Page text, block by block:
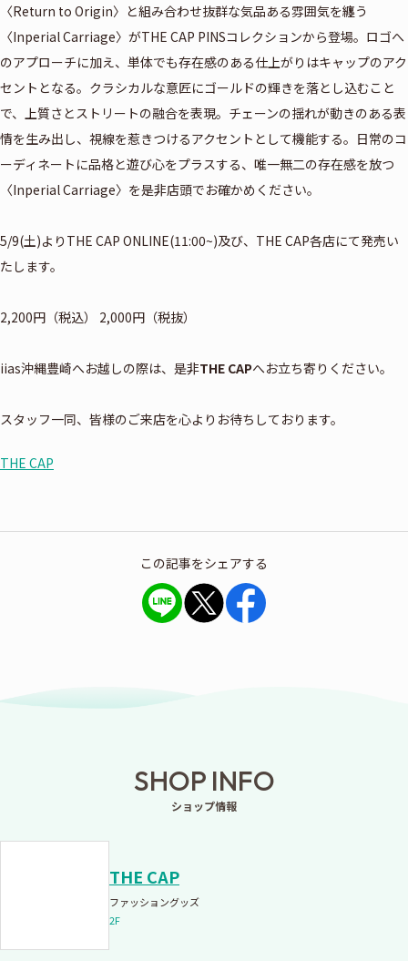
〈Return to Origin〉と組み合わせ抜群な気品ある雰囲気を纏う
〈Inperial Carriage〉がTHE CAP PINSコレクションから登場。ロゴへ
のアプローチに加え、単体でも存在感のある仕上がりはキャップのアク
セントとなる。クラシカルな意匠にゴールドの輝きを落とし込むこと
で、上質さとストリートの融合を表現。チェーンの揺れが動きのある表
情を生み出し、視線を惹きつけるアクセントとして機能する。日常のコ
ーディネートに品格と遊び心をプラスする、唯一無二の存在感を放つ
〈Inperial Carriage〉を是非店頭でお確かめください。
5/9(土)よりTHE CAP ONLINE(11:00~)及び、THE CAP各店にて発売い
たします。
2,200円（税込） 2,000円（税抜）
iias沖縄豊崎へお越しの際は、是非THE CAPへお立ち寄りください。
スタッフ一同、皆様のご来店を心よりお待ちしております。
THE CAP
この記事をシェアする
SHOP INFO
ショップ情報
THE CAP
ファッショングッズ
2F